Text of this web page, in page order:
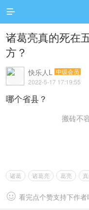

诸葛亮真的死在
方？
快乐人L 中级会员
2022-5-17 17:19:55
哪个省县？
搬砖不
诸葛 诸葛亮 葛亮
 看完点个赞支持下作者